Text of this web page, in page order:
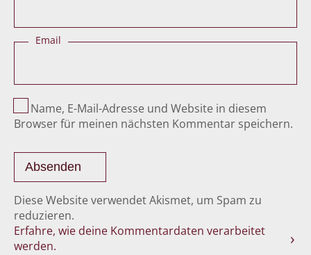
Email
Name, E-Mail-Adresse und Website in diesem
Browser für meinen nächsten Kommentar speichern.
Diese Website verwendet Akismet, um Spam zu
reduzieren.
Erfahre, wie deine Kommentardaten verarbeitet
werden.